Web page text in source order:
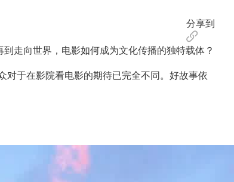
分享到
走向世界，电影如何成为文化传播的独特载体？
于在影院看电影的期待已完全不同。好故事依